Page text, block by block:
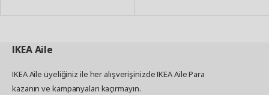
IKEAAile
IKEA Aile üyeliğiniz ile her alışverişinizde IKEA Aile Para
kazanın ve kampanyaları kaçırmayın.